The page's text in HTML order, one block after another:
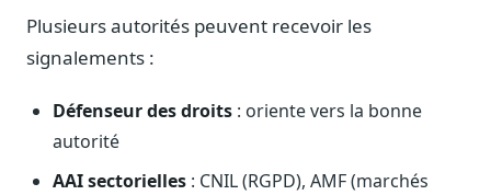
Le changelog mensuel
Qui sommes-nous
Plusieurs autorités peuvent recevoir les
signalements :
Défenseur des droits : oriente vers la bonne
autorité
AAI sectorielles : CNIL (RGPD), AMF (marchés